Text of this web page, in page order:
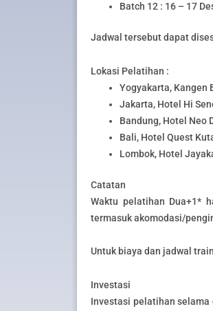
Batch 12 : 16 – 17
Jadwal tersebut dapat
Lokasi Pelatihan :
Yogyakarta, Kangen
Jakarta, Hotel Hi
Bandung, Hotel Neo
Bali, Hotel Quest
Lombok, Hotel
Catatan
Waktu pelatihan Dua+1*
termasuk akomodasi/
Untuk biaya dan jadwal
Investasi
Investasi pelatihan